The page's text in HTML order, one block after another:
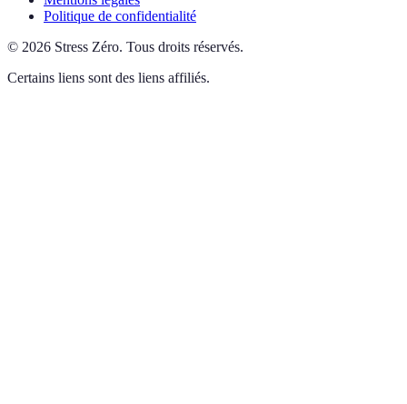
Politique de confidentialité
© 2026 Stress Zéro. Tous droits réservés.
Certains liens sont des liens affiliés.